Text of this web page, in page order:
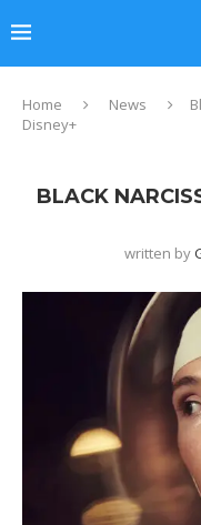
Home News
Disney+
BLACK
written by